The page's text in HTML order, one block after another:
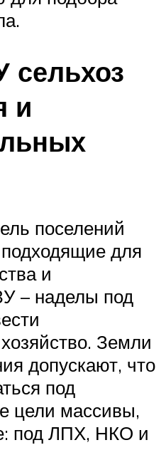
сельхоз
и
поселений
для
и
– наделы под
Земли
допускают, что
под
цели массивы,
под ЛПХ, НКО и